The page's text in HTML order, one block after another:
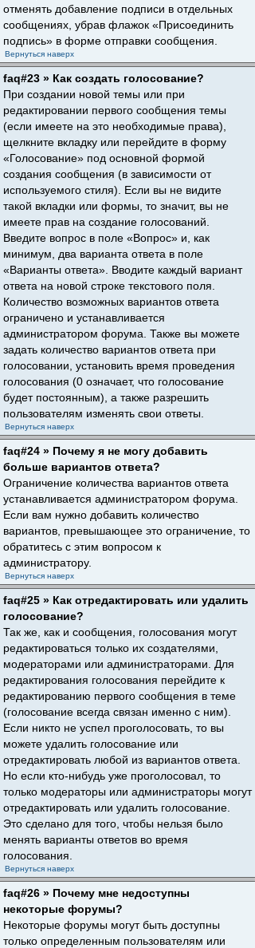
отменять добавление подписи в отдельных
сообщениях, убрав флажок «Присоединить
подпись» в форме отправки сообщения.
Вернуться наверх
faq#23 » Как создать голосование?
При создании новой темы или при
редактировании первого сообщения темы
(если имеете на это необходимые права),
щелкните вкладку или перейдите в форму
«Голосование» под основной формой
создания сообщения (в зависимости от
используемого стиля). Если вы не видите
такой вкладки или формы, то значит, вы не
имеете прав на создание голосований.
Введите вопрос в поле «Вопрос» и, как
минимум, два варианта ответа в поле
«Варианты ответа». Вводите каждый вариант
ответа на новой строке текстового поля.
Количество возможных вариантов ответа
ограничено и устанавливается
администратором форума. Также вы можете
задать количество вариантов ответа при
голосовании, установить время проведения
голосования (0 означает, что голосование
будет постоянным), а также разрешить
пользователям изменять свои ответы.
Вернуться наверх
faq#24 » Почему я не могу добавить
больше вариантов ответа?
Ограничение количества вариантов ответа
устанавливается администратором форума.
Если вам нужно добавить количество
вариантов, превышающее это ограничение, то
обратитесь с этим вопросом к
администратору.
Вернуться наверх
faq#25 » Как отредактировать или удалить
голосование?
Так же, как и сообщения, голосования могут
редактироваться только их создателями,
модераторами или администраторами. Для
редактирования голосования перейдите к
редактированию первого сообщения в теме
(голосование всегда связан именно с ним).
Если никто не успел проголосовать, то вы
можете удалить голосование или
отредактировать любой из вариантов ответа.
Но если кто-нибудь уже проголосовал, то
только модераторы или администраторы могут
отредактировать или удалить голосование.
Это сделано для того, чтобы нельзя было
менять варианты ответов во время
голосования.
Вернуться наверх
faq#26 » Почему мне недоступны
некоторые форумы?
Некоторые форумы могут быть доступны
только определенным пользователям или